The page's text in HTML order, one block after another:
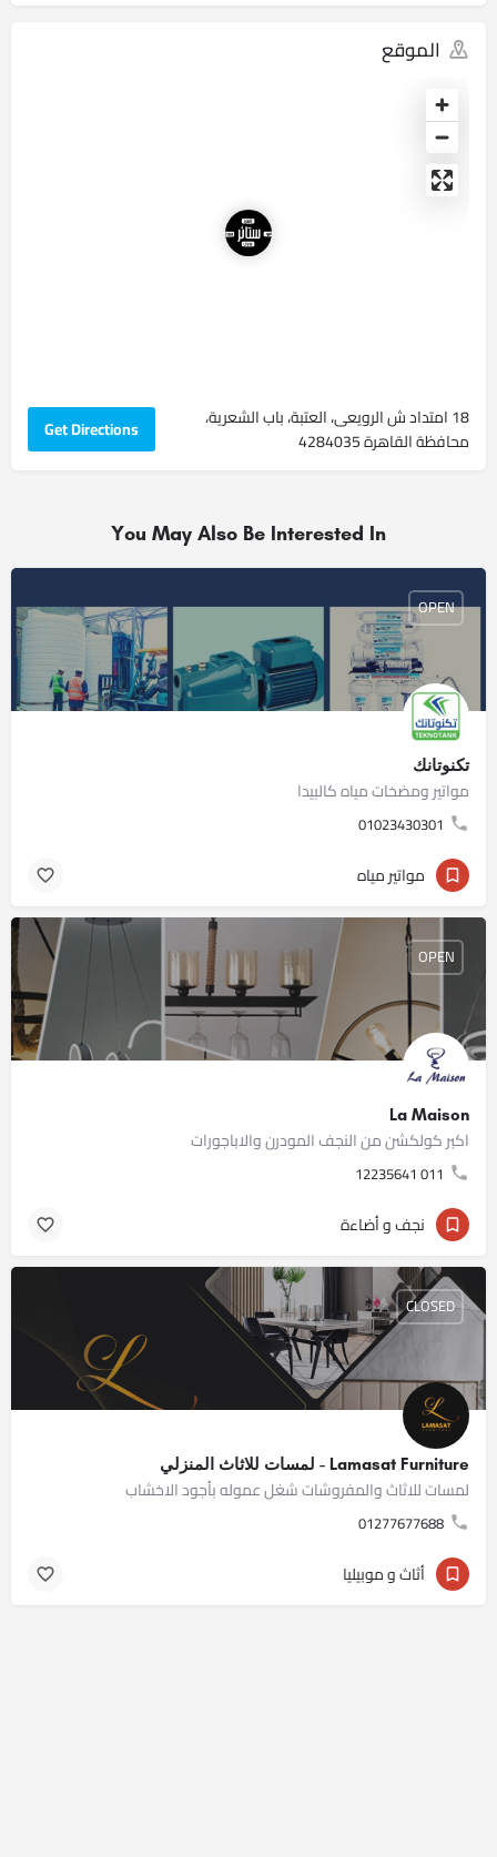
الموقع
18 امتداد ش الرويعى، العتبة، باب الشعرية،
محافظة القاهرة‬ 4284035
Get Directions
You May Also Be Interested In
تكنوتانك
مواتير ومضخات مياه كالبيدا
01023430301
OPEN
مواتير مياه
La Maison
اكبر كولكشن من النجف المودرن والاباجورات
011 12235641
OPEN
نجف و أضاءة
Lamasat Furniture - لمسات للاثاث المنزلي
لمسات للاثاث والمفروشات شغل عموله بأجود الاخشاب
01277677688
CLOSED
أثاث و موبيليا